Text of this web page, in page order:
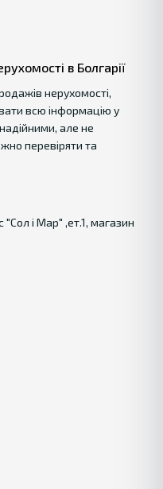
в Болгарії
нерухомості,
всю інформацію у
але не
перевіряти та
і Мар" ,ет.1, магазин